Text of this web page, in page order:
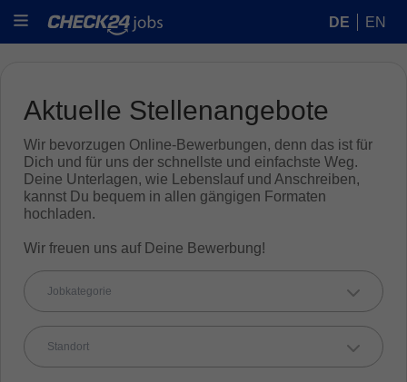
DE EN
Aktuelle Stellenangebote
Wir bevorzugen Online-Bewerbungen, denn das ist für
Dich und für uns der schnellste und einfachste Weg.
Deine Unterlagen, wie Lebenslauf und Anschreiben,
kannst Du bequem in allen gängigen Formaten
hochladen.
Wir freuen uns auf Deine Bewerbung!
Jobkategorie
Standort